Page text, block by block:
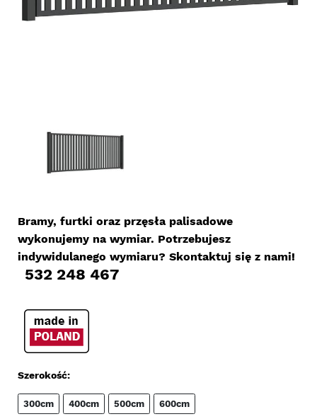
Bramy, furtki oraz przęsła palisadowe
wykonujemy na wymiar. Potrzebujesz
indywidulanego wymiaru? Skontaktuj się z nami!
532 248 467
Szerokość:
300cm 400cm 500cm 600cm